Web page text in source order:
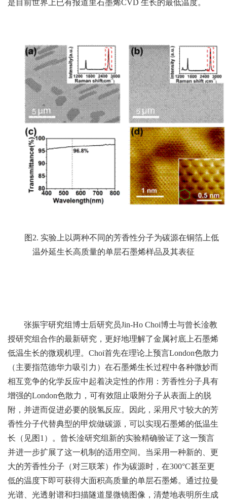
是目前世界上已有报道里石墨烯CVD 生长的最低温度。
图2. 实验上以两种不同的芳香性分子为碳源在铜箔上低
温外延生长高质量的单层石墨烯样品及其表征
张振宇研究组博士后研究员Jin-Ho Choi博士与曾长淦教
授研究组合作的最新研究，更好地理解了金属衬底上石墨烯
低温生长的微观机理。Choi首先在理论上预言London色散力
（主要指范德华力吸引力）在石墨烯生长过程中各种微妙而
相互竞争的化学反应中起着决定性的作用：芳香性分子具有
增强的London色散力，可有效阻止吸附分子从表面上的脱
附，并进而促进必要的脱氢反应。因此，采用尺寸较大的芳
香性分子代替典型的甲烷做碳源，可以实现石墨烯的低温生
长（见图1）。曾长淦研究组新的实验精确验证了这一预言
并进一步扩展了这一机制的适用空间。当采用一种新的、更
大的芳香性分子（对三联苯）作为碳源时，在300°C甚至更
低的温度下即可获得大面积高质量的单层石墨烯。通过拉曼
光谱、光透射谱和扫描隧道显微镜图像，清楚地表明所生成